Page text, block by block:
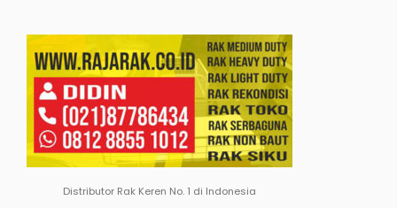
Distributor Rak Keren No. 1 di Indonesia